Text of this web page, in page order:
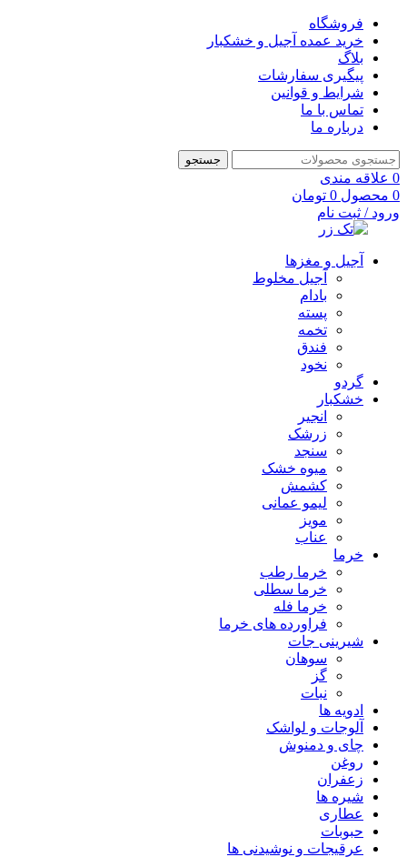
فروشگاه
خرید عمده آجیل و خشکبار
بلاگ
پیگیری سفارشات
شرایط و قوانین
تماس با ما
درباره ما
جستجو
0 علاقه مندی
0 محصول 0 تومان
ورود / ثبت نام
آجیل و مغزها
آجیل مخلوط
بادام
پسته
تخمه
فندق
نخود
گردو
خشکبار
انجیر
زرشک
سنجد
میوه خشک
کشمش
لیمو عمانی
مویز
عناب
خرما
خرما رطب
خرما سطلی
خرما فله
فراورده های خرما
شیرینی جات
سوهان
گز
نبات
ادویه ها
آلوجات و لواشک
چای و دمنوش
روغن
زعفران
شیره ها
عطاری
حبوبات
عرقیجات و نوشیدنی ها